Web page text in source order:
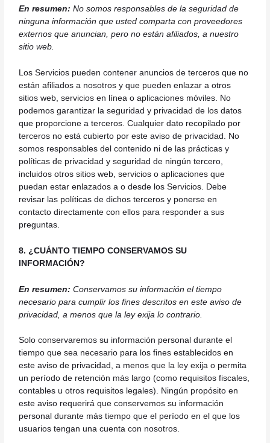
En resumen: No somos responsables de la seguridad de
ninguna información que usted comparta con proveedores
externos que anuncian, pero no están afiliados, a nuestro
sitio web.
Los Servicios pueden contener anuncios de terceros que no
están afiliados a nosotros y que pueden enlazar a otros
sitios web, servicios en línea o aplicaciones móviles. No
podemos garantizar la seguridad y privacidad de los datos
que proporcione a terceros. Cualquier dato recopilado por
terceros no está cubierto por este aviso de privacidad. No
somos responsables del contenido ni de las prácticas y
políticas de privacidad y seguridad de ningún tercero,
incluidos otros sitios web, servicios o aplicaciones que
puedan estar enlazados a o desde los Servicios. Debe
revisar las políticas de dichos terceros y ponerse en
contacto directamente con ellos para responder a sus
preguntas.
8. ¿CUÁNTO TIEMPO CONSERVAMOS SU
INFORMACIÓN?
En resumen: Conservamos su información el tiempo
necesario para cumplir los fines descritos en este aviso de
privacidad, a menos que la ley exija lo contrario.
Solo conservaremos su información personal durante el
tiempo que sea necesario para los fines establecidos en
este aviso de privacidad, a menos que la ley exija o permita
un período de retención más largo (como requisitos fiscales,
contables u otros requisitos legales). Ningún propósito en
este aviso requerirá que conservemos su información
personal durante más tiempo que el período en el que los
usuarios tengan una cuenta con nosotros.